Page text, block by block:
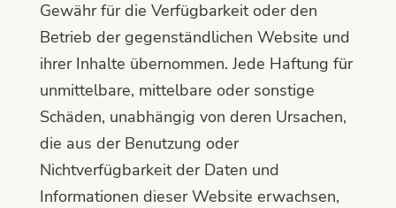
Gewähr für die Verfügbarkeit oder den
Betrieb der gegenständlichen Website und
ihrer Inhalte übernommen. Jede Haftung für
unmittelbare, mittelbare oder sonstige
Schäden, unabhängig von deren Ursachen,
die aus der Benutzung oder
Nichtverfügbarkeit der Daten und
Informationen dieser Website erwachsen,